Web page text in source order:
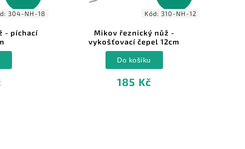
304-NH-18
- píchací
Kód: 310-NH-12
Mikov řeznický nůž -
vykošťovací čepel 12cm
185 Kč
Do košíku